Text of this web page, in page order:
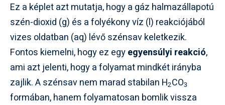
Ez a képlet azt mutatja, hogy a gáz halmazállapotú
szén-dioxid (g) és a folyékony víz (l) reakciójából
vizes oldatban (aq) lévő szénsav keletkezik.
Fontos kiemelni, hogy ez egyegyensúlyi reakció,
ami azt jelenti, hogy a folyamat mindkét irányba
zajlik. A szénsav nem marad stabilan H2CO3
formában, hanem folyamatosan bomlik vissza